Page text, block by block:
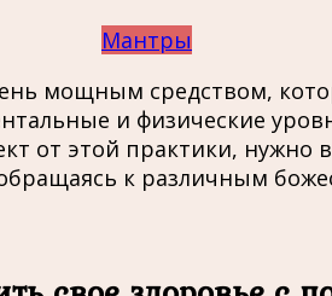
Мантры
мощным средством,
и физические
от этой практики, нужно
к различным